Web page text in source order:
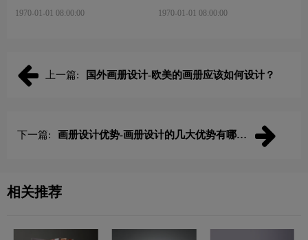
1970-01-01 08:00:00 1970-01-01 08:00:00
上一篇: 国外画册设计-欧美的画册应该如何设计？
下一篇:
画册设计优势-画册设计的几大优势有哪
相关推荐